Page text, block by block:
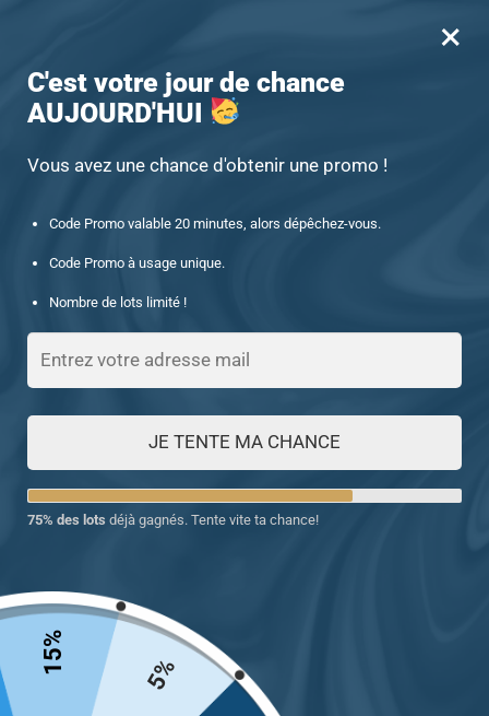
0
-15% offert des 60€ d’achat avec le code : UNIQUE15
Accueil / Chevalière en pierre Chevalière homme argent 925 style ottoman joyau ancien turquoise
×
C'est votre jour de chance
AUJOURD'HUI
Vous avez une chance d'obtenir une promo !
Code Promo valable 20 minutes, alors dépêchez-vous.
Code Promo à usage unique.
Nombre de lots limité !
JE TENTE MA CHANCE
75% des lots déjà gagnés. Tente vite ta chance!
15% 5%